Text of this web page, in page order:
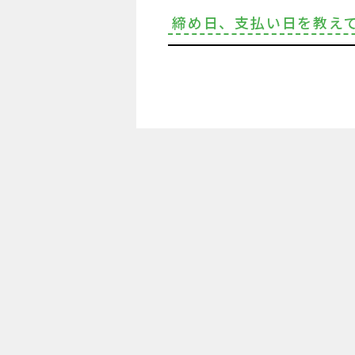
締め日、支払い日を教え
月末締め、翌月10日までの
をお送りして、10日までに